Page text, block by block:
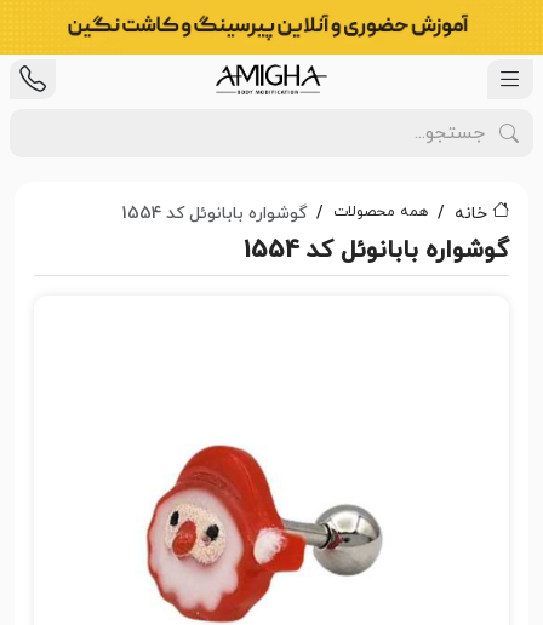
خانه همه محصولات گوشواره بابانوئل کد 1554
گوشواره بابانوئل کد 1554